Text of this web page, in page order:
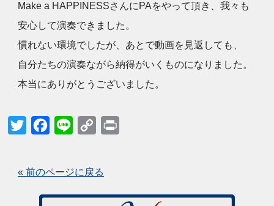
Make a HAPPINESSさんにPAをやって頂き、我々も
安心して演奏できました。
慣れない環境でしたが、あとで動画を見返しても、
自分たちの演奏ながら納得がいくものになりました。
本当にありがとうございました。
Twitter Facebook
Line
Copy
« 前のページに戻る